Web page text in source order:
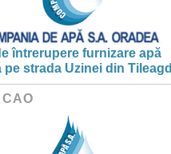
întrerupere furnizare apă
pe strada Uzinei din Tileagd
CAO